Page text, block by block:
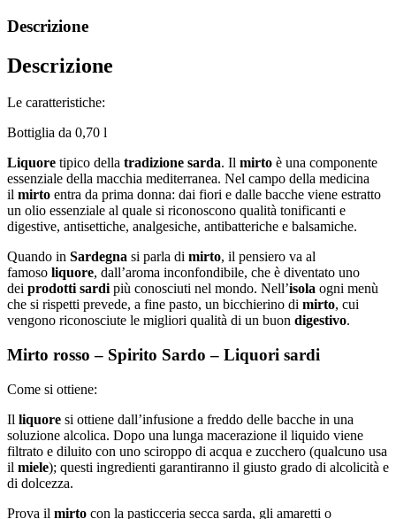
Descrizione
Descrizione
Le caratteristiche:
Bottiglia da 0,70 l
Liquore tipico della tradizione sarda. Il mirto è una componente
essenziale della macchia mediterranea. Nel campo della medicina
il mirto entra da prima donna: dai fiori e dalle bacche viene estratto
un olio essenziale al quale si riconoscono qualità tonificanti e
digestive, antisettiche, analgesiche, antibatteriche e balsamiche.
Quando in Sardegna si parla di mirto, il pensiero va al
famoso liquore, dall’aroma inconfondibile, che è diventato uno
dei prodotti sardipiù conosciuti nel mondo. Nell’isola ogni menù
che si rispetti prevede, a fine pasto, un bicchierino di mirto, cui
vengono riconosciute le migliori qualità di un buon digestivo.
Mirto rosso – Spirito Sardo – Liquori sardi
Come si ottiene:
Il liquore si ottiene dall’infusione a freddo delle bacche in una
soluzione alcolica. Dopo una lunga macerazione il liquido viene
filtrato e diluito con uno sciroppo di acqua e zucchero (qualcuno usa
il miele); questi ingredienti garantiranno il giusto grado di alcolicità e
di dolcezza.
Prova il mirto con la pasticceria secca sarda, gli amaretti o